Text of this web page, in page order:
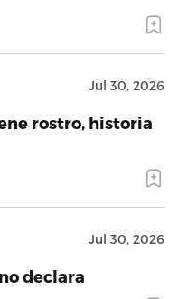
Jul 30, 2026
rostro, historia
Jul 30, 2026
declara